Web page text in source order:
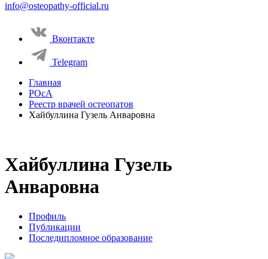
info@osteopathy-official.ru
Вконтакте
Telegram
Главная
РОсА
Реестр врачей остеопатов
Хайбуллина Гузель Анваровна
Хайбуллина Гузель
Анваровна
Профиль
Публикации
Последипломное образование